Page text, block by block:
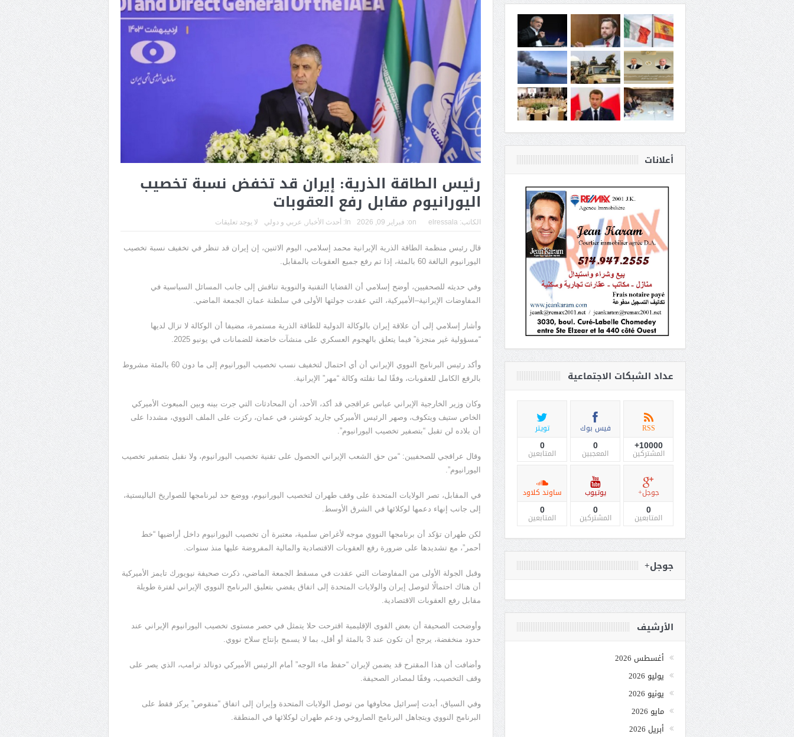
رئيس الطاقة الذرية: إيران قد تخفض نسبة تخصيب
اليورانيوم مقابل رفع العقوبات
الكاتب: elressala
on: فبراير 09, 2026 In: أحدث الأخبار عربي و دولي لا يوجد تعليقات
قال رئيس منظمة الطاقة الذرية الإيرانية محمد إسلامي، اليوم الاثنين، إن إيران قد تنظر في تخفيف نسبة تخصيب
اليورانيوم البالغة 60 بالمئة، إذا تم رفع جميع العقوبات بالمقابل.
وفي حديثه للصحفيين، أوضح إسلامي أن القضايا التقنية والنووية تناقش إلى جانب المسائل السياسية في
المفاوضات الإيرانية–الأميركية، التي عقدت جولتها الأولى في سلطنة عمان الجمعة الماضي.
وأشار إسلامي إلى أن علاقة إيران بالوكالة الدولية للطاقة الذرية مستمرة، مضيفا أن الوكالة لا تزال لديها
“مسؤولية غير منجزة” فيما يتعلق بالهجوم العسكري على منشآت خاضعة للضمانات في يونيو 2025.
وأكد رئيس البرنامج النووي الإيراني أن أي احتمال لتخفيف نسب تخصيب اليورانيوم إلى ما دون 60 بالمئة مشروط
بالرفع الكامل للعقوبات، وفقًا لما نقلته وكالة “مهر” الإيرانية.
وكان وزير الخارجية الإيراني عباس عراقجي قد أكد، الأحد، أن المحادثات التي جرت بينه وبين المبعوث الأميركي
الخاص ستيف ويتكوف، وصهر الرئيس الأميركي جاريد كوشنر، في عمان، ركزت على الملف النووي، مشددا على
أن بلاده لن تقبل “بتصفير تخصيب اليورانيوم”.
وقال عراقجي للصحفيين: “من حق الشعب الإيراني الحصول على تقنية تخصيب اليورانيوم، ولا نقبل بتصفير تخصيب
اليورانيوم”.
في المقابل، تصر الولايات المتحدة على وقف طهران لتخصيب اليورانيوم، ووضع حد لبرنامجها للصواريخ الباليستية،
إلى جانب إنهاء دعمها لوكلائها في الشرق الأوسط.
لكن طهران تؤكد أن برنامجها النووي موجه لأغراض سلمية، معتبرة أن تخصيب اليورانيوم داخل أراضيها “خط
أحمر”، مع تشديدها على ضرورة رفع العقوبات الاقتصادية والمالية المفروضة عليها منذ سنوات.
وقبل الجولة الأولى من المفاوضات التي عقدت في مسقط الجمعة الماضي، ذكرت صحيفة نيويورك تايمز الأميركية
أن هناك احتمالًا لتوصل إيران والولايات المتحدة إلى اتفاق يقضي بتعليق البرنامج النووي الإيراني لفترة طويلة
مقابل رفع العقوبات الاقتصادية.
وأوضحت الصحيفة أن بعض القوى الإقليمية اقترحت حلا يتمثل في حصر مستوى تخصيب اليورانيوم الإيراني عند
حدود منخفضة، يرجح أن تكون عند 3 بالمئة أو أقل، بما لا يسمح بإنتاج سلاح نووي.
وأضافت أن هذا المقترح قد يضمن لإيران “حفظ ماء الوجه” أمام الرئيس الأميركي دونالد ترامب، الذي يصر على
وقف التخصيب، وفقًا لمصادر الصحيفة.
وفي السياق، أبدت إسرائيل مخاوفها من توصل الولايات المتحدة وإيران إلى اتفاق “منقوص” يركز فقط على
البرنامج النووي ويتجاهل البرنامج الصاروخي ودعم طهران لوكلائها في المنطقة.
أعلانات
عداد الشبكات الاجتماعية
RSS
10000+
المشتركين
فيس بوك
0
المعجبين
تويتر
0
المتابعين
جوجل+
0
المتابعين
يوتيوب
0
المشتركين
ساوند كلاود
0
المتابعين
جوجل+
الأرشيف
أغسطس 2026
يوليو 2026
يونيو 2026
مايو 2026
أبريل 2026